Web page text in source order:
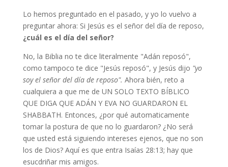
Lo hemos preguntado en el pasado, y yo lo vuelvo a
preguntar ahora: Si Jesús es el señor del día de reposo,
¿cuál es el día del señor?
No, la Biblia no te dice literalmente "Adán reposó",
como tampoco te dice "Jesús reposó", y Jesús dijo "yo
soy el señor del día de reposo". Ahora bién, reto a
cualquiera a que me de UN SOLO TEXTO BÍBLICO
QUE DIGA QUE ADÁN Y EVA NO GUARDARON EL
SHABBATH. Entonces, ¿por qué automaticamente
tomar la postura de que no lo guardaron? ¿No será
que usted está siguiendo intereses ejenos, que no son
los de Dios? Aquí es que entra Isaías 28:13; hay que
esucdriñar mis amigos.